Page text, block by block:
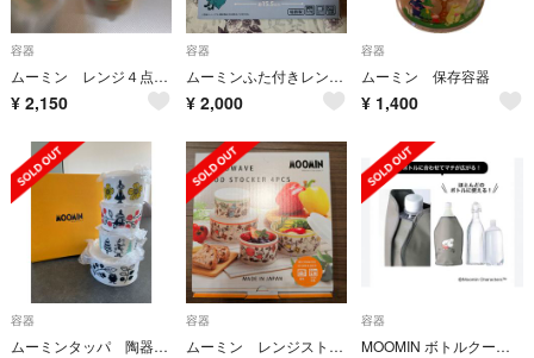
容器
ムーミン レンジ４点セット
¥ 2,150
容器
ムーミンふた付きレンジ鉢 ブルー
¥ 2,000
容器
ムーミン 保存容器
¥ 1,400
容器
ムーミンタッパ 陶器 4点セット
容器
ムーミン レンジストッカー ボウル4 個セット フタ付レンジ対応
容器
MOOMIN ボトルクーラー